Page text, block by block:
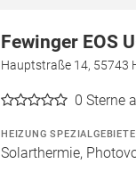
Fewinger EOS
Hauptstraße 14, 55743
0 Sterne
HEIZUNG SPEZIALGEBIETE
Solarthermie,